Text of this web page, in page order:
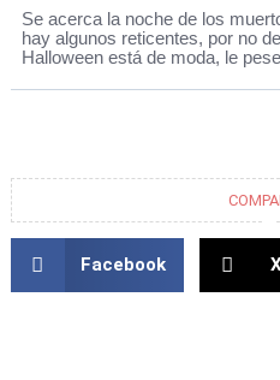
Se acerca la noche de los
hay algunos reticentes, por no
Halloween está de moda, le
Facebook